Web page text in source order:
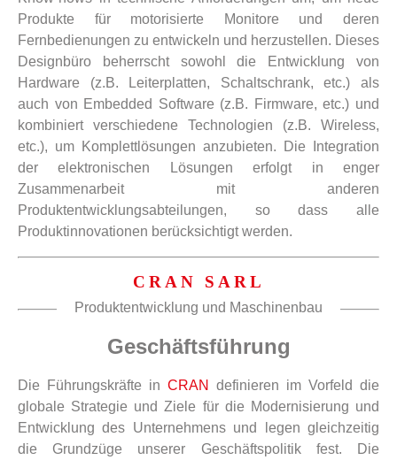
Produkte für motorisierte Monitore und deren
Fernbedienungen zu entwickeln und herzustellen. Dieses
Designbüro beherrscht sowohl die Entwicklung von
Hardware (z.B. Leiterplatten, Schaltschrank, etc.) als
auch von Embedded Software (z.B. Firmware, etc.) und
kombiniert verschiedene Technologien (z.B. Wireless,
etc.), um Komplettlösungen anzubieten. Die Integration
der elektronischen Lösungen erfolgt in enger
Zusammenarbeit mit anderen
Produktentwicklungsabteilungen, so dass alle
Produktinnovationen berücksichtigt werden.
CRAN SARL
Produktentwicklung und Maschinenbau
Geschäftsführung
Die Führungskräfte in CRAN
definieren im Vorfeld die
globale Strategie und Ziele für die Modernisierung und
Entwicklung des Unternehmens und legen gleichzeitig
die Grundzüge unserer Geschäftspolitik fest. Die